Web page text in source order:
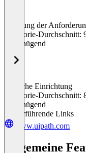
Erfüllung der
Kategorie-Durchschnitt:
Ungenügend
Einfache Einrichtung
Kategorie-Durchschnitt:
Ungenügend
Weiterführende Links
www.uipath.com
Allgemeine